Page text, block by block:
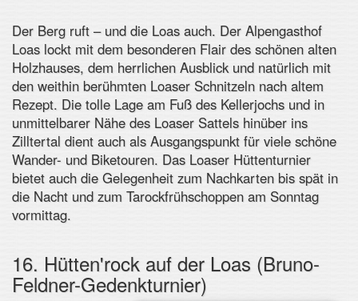
Der Berg ruft – und die Loas auch. Der Alpengasthof
Loas lockt mit dem besonderen Flair des schönen alten
Holzhauses, dem herrlichen Ausblick und natürlich mit
den weithin berühmten Loaser Schnitzeln nach altem
Rezept. Die tolle Lage am Fuß des Kellerjochs und in
unmittelbarer Nähe des Loaser Sattels hinüber ins
Zilltertal dient auch als Ausgangspunkt für viele schöne
Wander- und Biketouren. Das Loaser Hüttenturnier
bietet auch die Gelegenheit zum Nachkarten bis spät in
die Nacht und zum Tarockfrühschoppen am Sonntag
vormittag.
16. Hütten'rock auf der Loas (Bruno-
Feldner-Gedenkturnier)